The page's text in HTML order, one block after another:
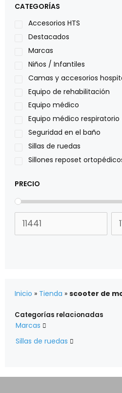
Leggero
Lumex
Medical Store
Nidek
Oxiplus
Philips
Pride
Roho
Sillas de ruedas Everest
Stealth products
Xiehe Medical
CATEGORÍAS
Accesorios HTS
Destacados
Marcas
Niños / Infantiles
Camas y accesorios
Equipo de rehabilitación
Equipo médico
Equipo médico respiratorio
Seguridad en el baño
Sillas de ruedas
Sillones reposet
PRECIO
Inicio » Tienda » scooter de
Categorías relacionadas
Marcas 
Sillas de ruedas 